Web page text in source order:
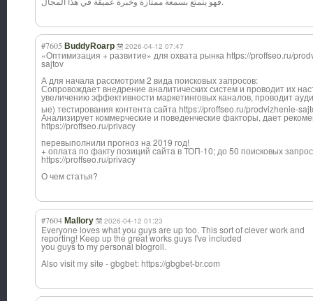
#7605 BuddyRoarp 2026-04-12 07:47
«Оптимизация + развитие» для охвата рынка https://proffseo.ru/
sajtov
А для начала рассмотрим 2 вида поисковых запросов:
Сопровождает внедрение аналитических систем и проводит их
увеличению эффективности маркетинговых каналов, проводит
ые) тестирования контента сайта https://proffseo.ru/prodvizhenie-
Анализирует коммерческие и поведенческие факторы, дает
https://proffseo.ru/privacy
перевыполнили прогноз на 2019 год!
+ оплата по факту позиций сайта в ТОП-10; до 50 поисковых
https://proffseo.ru/privacy
О чем статья?
#7604 Mallory 2026-04-12 01:23
Everyone loves what you guys are up too. This sort of clever work and
reporting! Keep up the great works guys I've included
you guys to my personal blogroll.
Also visit my site - gbgbet: https://gbgbet-br.com